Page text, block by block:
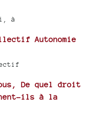
à
Autonomie
De quel droit
ils à la